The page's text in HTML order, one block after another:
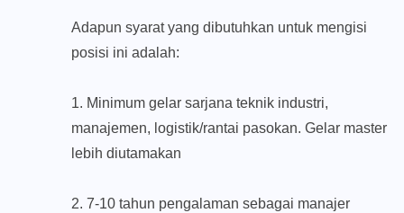
Adapun syarat yang dibutuhkan untuk mengisi
posisi ini adalah:
1. Minimum gelar sarjana teknik industri,
manajemen, logistik/rantai pasokan. Gelar master
lebih diutamakan
2. 7-10 tahun pengalaman sebagai manajer